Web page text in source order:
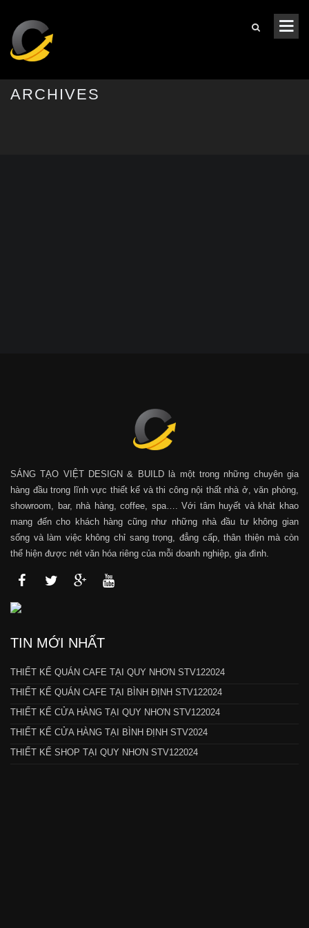
ARCHIVES
SÁNG TẠO VIỆT DESIGN & BUILD là một trong những chuyên gia
hàng đầu trong lĩnh vực thiết kế và thi công nội thất nhà ở, văn phòng,
showroom, bar, nhà hàng, coffee, spa…. Với tâm huyết và khát khao
mang đến cho khách hàng cũng như những nhà đầu tư không gian
sống và làm việc không chỉ sang trọng, đẳng cấp, thân thiện mà còn
thể hiện được nét văn hóa riêng của mỗi doanh nghiệp, gia đình.
TIN MỚI NHẤT
THIẾT KẾ QUÁN CAFE TẠI QUY NHƠN STV122024
THIẾT KẾ QUÁN CAFE TẠI BÌNH ĐỊNH STV122024
THIẾT KẾ CỬA HÀNG TẠI QUY NHƠN STV122024
THIẾT KẾ CỬA HÀNG TẠI BÌNH ĐỊNH STV2024
THIẾT KẾ SHOP TẠI QUY NHƠN STV122024